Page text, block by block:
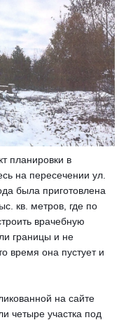
планировки в
на пересечении ул.
была приготовлена
кв. метров, где по
врачебную
границы и не
время она пустует и
на сайте
четыре участка под